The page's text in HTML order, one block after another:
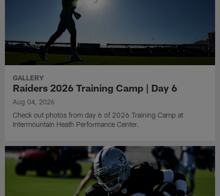
GALLERY
Raiders 2026 Training Camp | Day 6
Aug 04, 2026
Check out photos from day 6 of 2026 Training Camp at
Intermountain Heath Performance Center.